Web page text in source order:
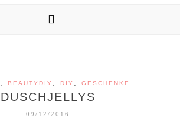
, BEAUTYDIY , DIY , GESCHENKE
DUSCHJELLYS
09/12/2016